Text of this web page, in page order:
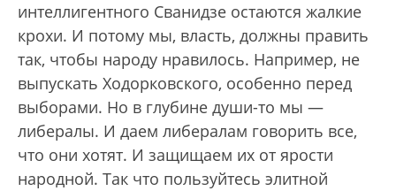
интеллигентного Сванидзе остаются жалкие
крохи. И потому мы, власть, должны править
так, чтобы народу нравилось. Например, не
выпускать Ходорковского, особенно перед
выборами. Но в глубине души-то мы —
либералы. И даем либералам говорить все,
что они хотят. И защищаем их от ярости
народной. Так что пользуйтесь элитной